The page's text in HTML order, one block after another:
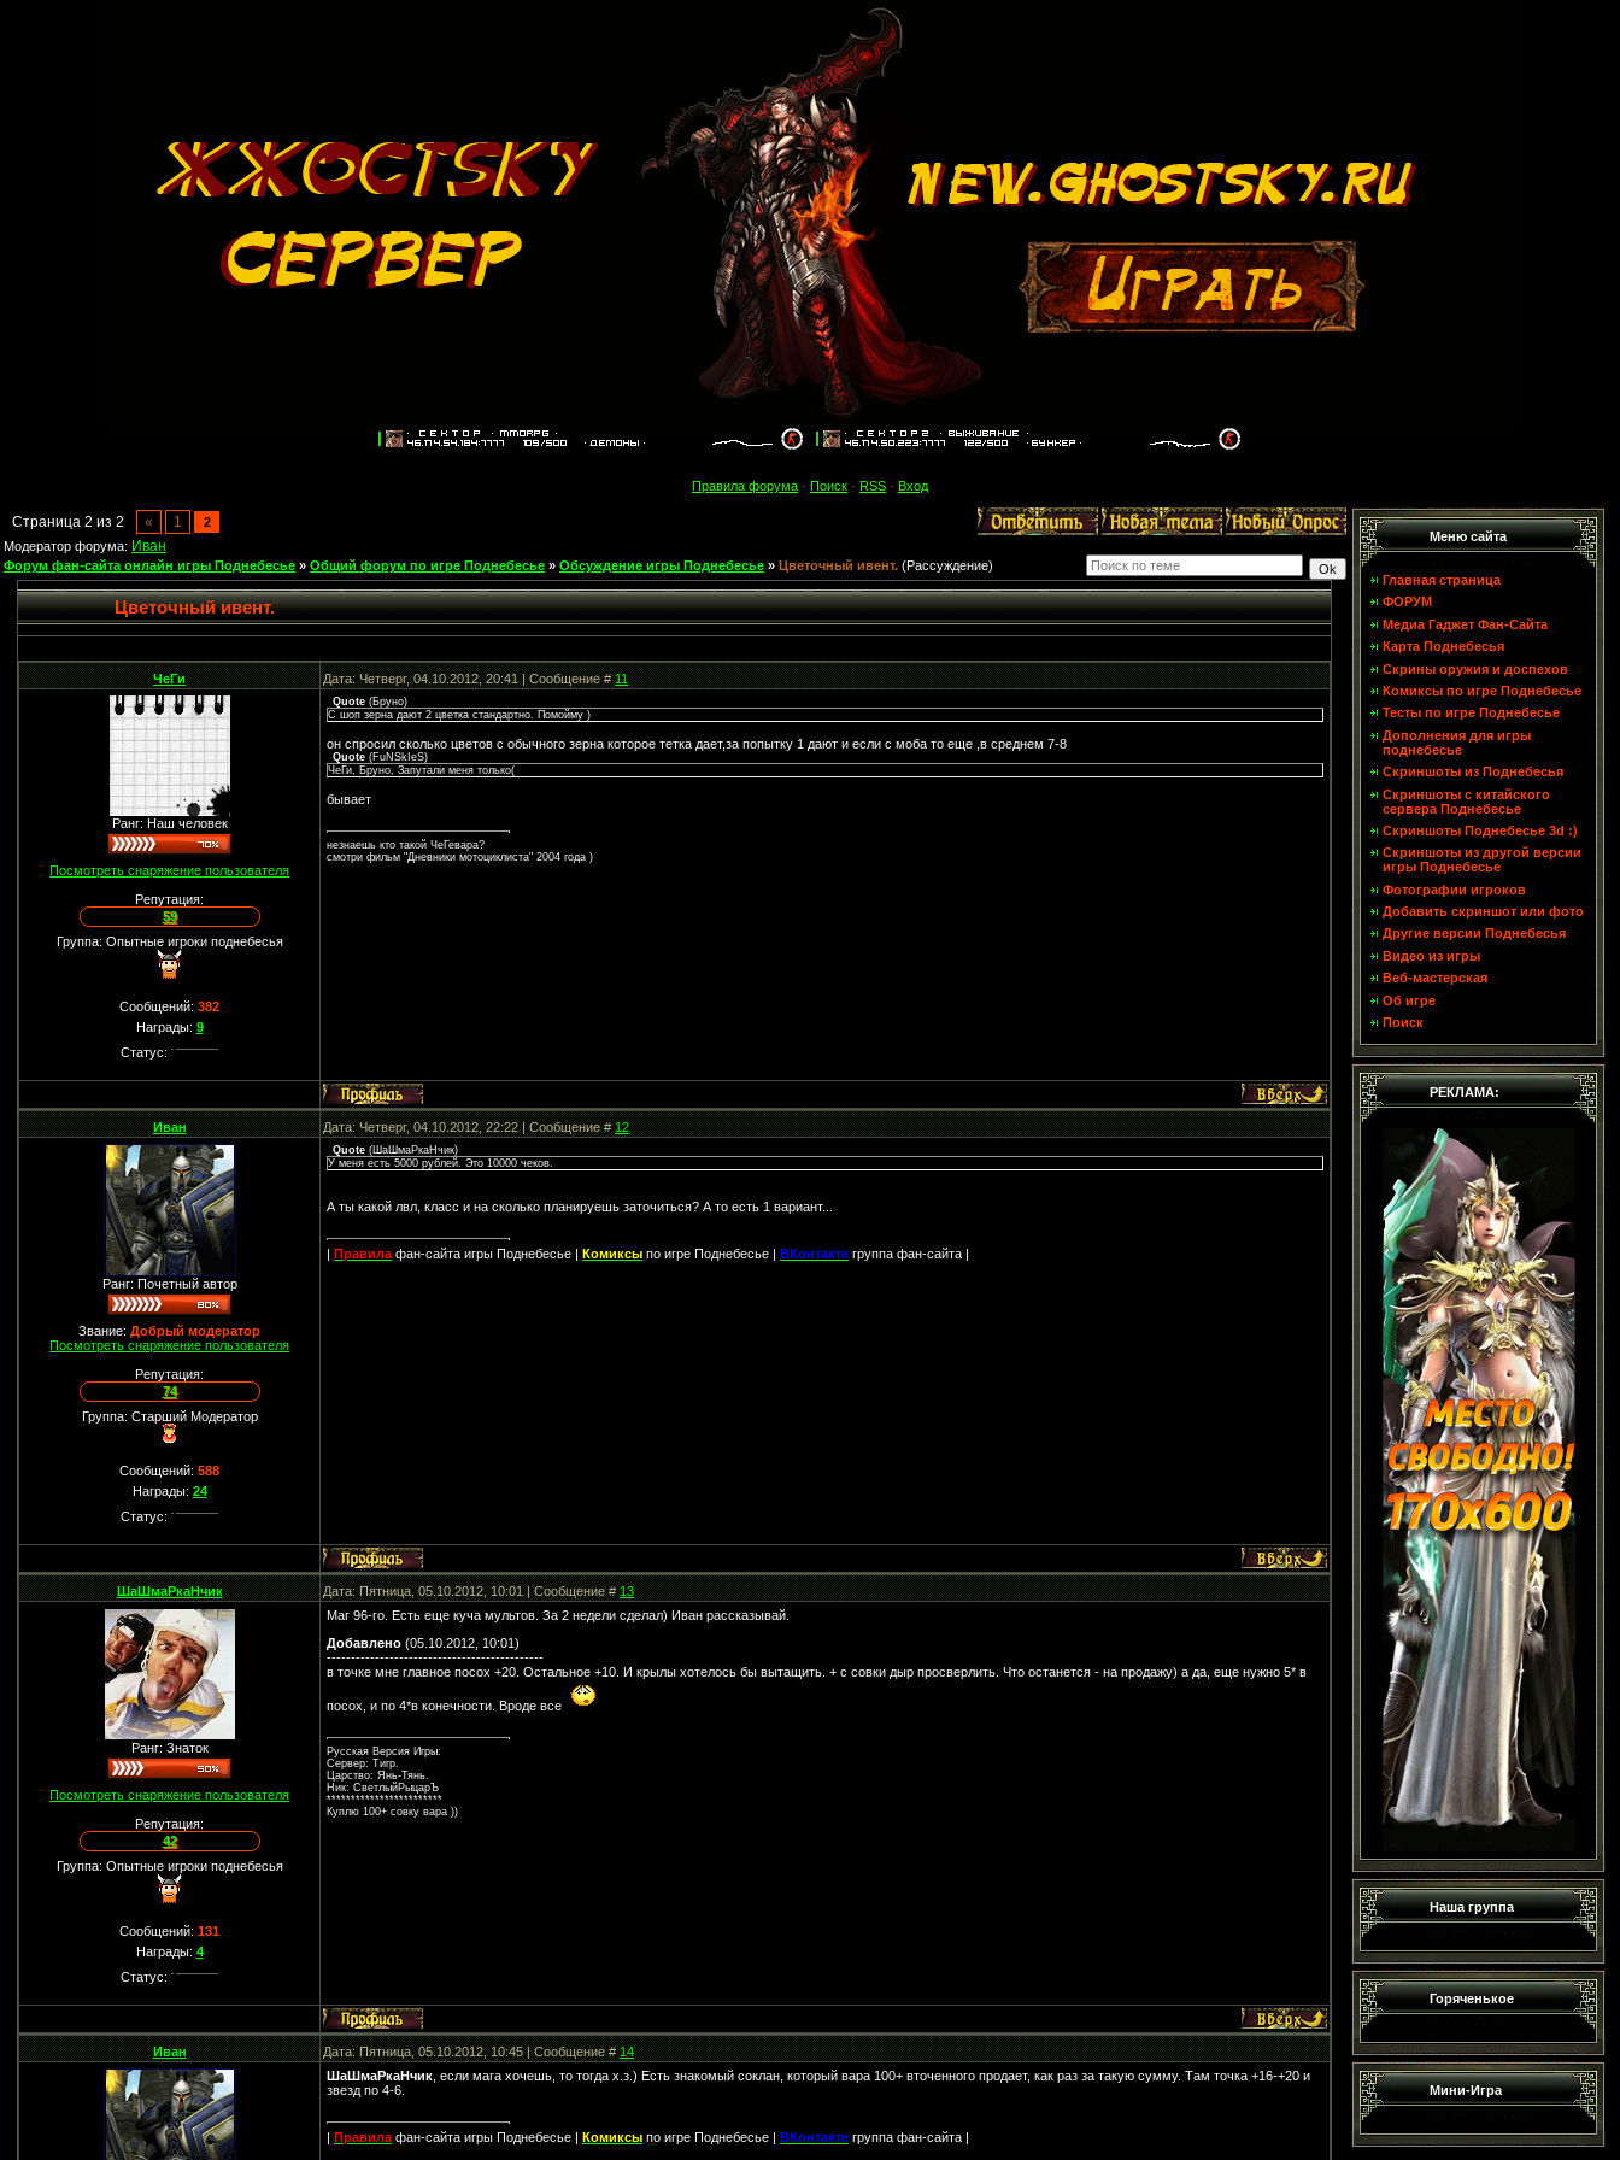
Правила форума · Поиск · RSS · Вход
Страница 2 из 2 « 1
2
Модератор форума: Иван
Форум фан-сайта онлайн игры Поднебесье » Общий форум по игре Поднебесье » Обсуждение игры Поднебесье » Цветочный ивент. (Рассуждение)
Цветочный ивент.
ЧеГи Дата: Четверг, 04.10.2012, 20:41 | Сообщение #11
Ранг: Наш человек
Посмотреть снаряжение пользователя
Репутация:
59
Группа: Опытные игроки поднебесья
Сообщений:382
Награды: 9
Статус:
Quote (Бруно)
С шоп зерна дают 2 цветка стандартно. Помойму )
он спросил сколько цветов с обычного зерна которое тетка дает,за попытку 1 дают и если с моба то еще ,в среднем 7-8
Quote (FuNSkIeS)
ЧеГи, Бруно, Запутали меня только(
бывает
незнаешь кто такой ЧеГевара?
смотри фильм "Дневники мотоциклиста" 2004 года )
Иван Дата: Четверг, 04.10.2012, 22:22 | Сообщение #12
Ранг: Почетный автор
Звание:Добрый модератор
Посмотреть снаряжение пользователя
Репутация:
74
Группа: Старший Модератор
Сообщений:588
Награды: 24
Статус:
Quote (ШаШмаРкаНчик)
У меня есть 5000 рублей. Это 10000 чеков.
А ты какой лвл, класс и на сколько планируешь заточиться? А то есть 1 вариант...
Правила фан-сайта игры Поднебесье | Комиксы по игре Поднебесье | ВКонтакте группа фан-сайта |
ШаШмаРкаНчик Дата: Пятница, 05.10.2012, 10:01 | Сообщение #13
Ранг: Знаток
Посмотреть снаряжение пользователя
Репутация:
42
Группа: Опытные игроки поднебесья
Сообщений:131
Награды: 4
Статус:
Маг 96-го. Есть еще куча мультов. За 2 недели сделал) Иван рассказывай.
Добавлено (05.10.2012, 10:01)
---------------------------------------------
в точке мне главное посох +20. Остальное +10. И крылы хотелось бы вытащить. + с совки дыр просверлить. Что останется - на продажу) а да, еще нужно 5* в
посох, и по 4*в конечности. Вроде все
Русская Версия Игры:
Сервер: Тигр.
Царство: Янь-Тянь.
Ник: СветлыйРыцарЪ
************************
Куплю 100+ совку вара ))
Иван Дата: Пятница, 05.10.2012, 10:45 | Сообщение #14
ШаШмаРкаНчик , если мага хочешь, то тогда х.з.) Есть знакомый соклан, который вара 100+ вточенного продает, как раз за такую сумму. Там точка +16-+20 и
звезд по 4-6.
Правила фан-сайта игры Поднебесье | Комиксы по игре Поднебесье | ВКонтакте группа фан-сайта |
Меню сайта
Главная страница
ФОРУМ
Медиа Гаджет Фан-Сайта
Карта Поднебесья
Скрины оружия и доспехов
Комиксы по игре Поднебесье
Тесты по игре Поднебесье
Дополнения для игры
поднебесье
Скриншоты из Поднебесья
Скриншоты с китайского
сервера Поднебесье
Скриншоты Поднебесье 3d :)
Скриншоты из другой версии
игры Поднебесье
Фотографии игроков
Добавить скриншот или фото
Другие версии Поднебесья
Видео из игры
Веб-мастерская
Об игре
Поиск
РЕКЛАМА:
Наша группа
Горяченькое
Мини-Игра